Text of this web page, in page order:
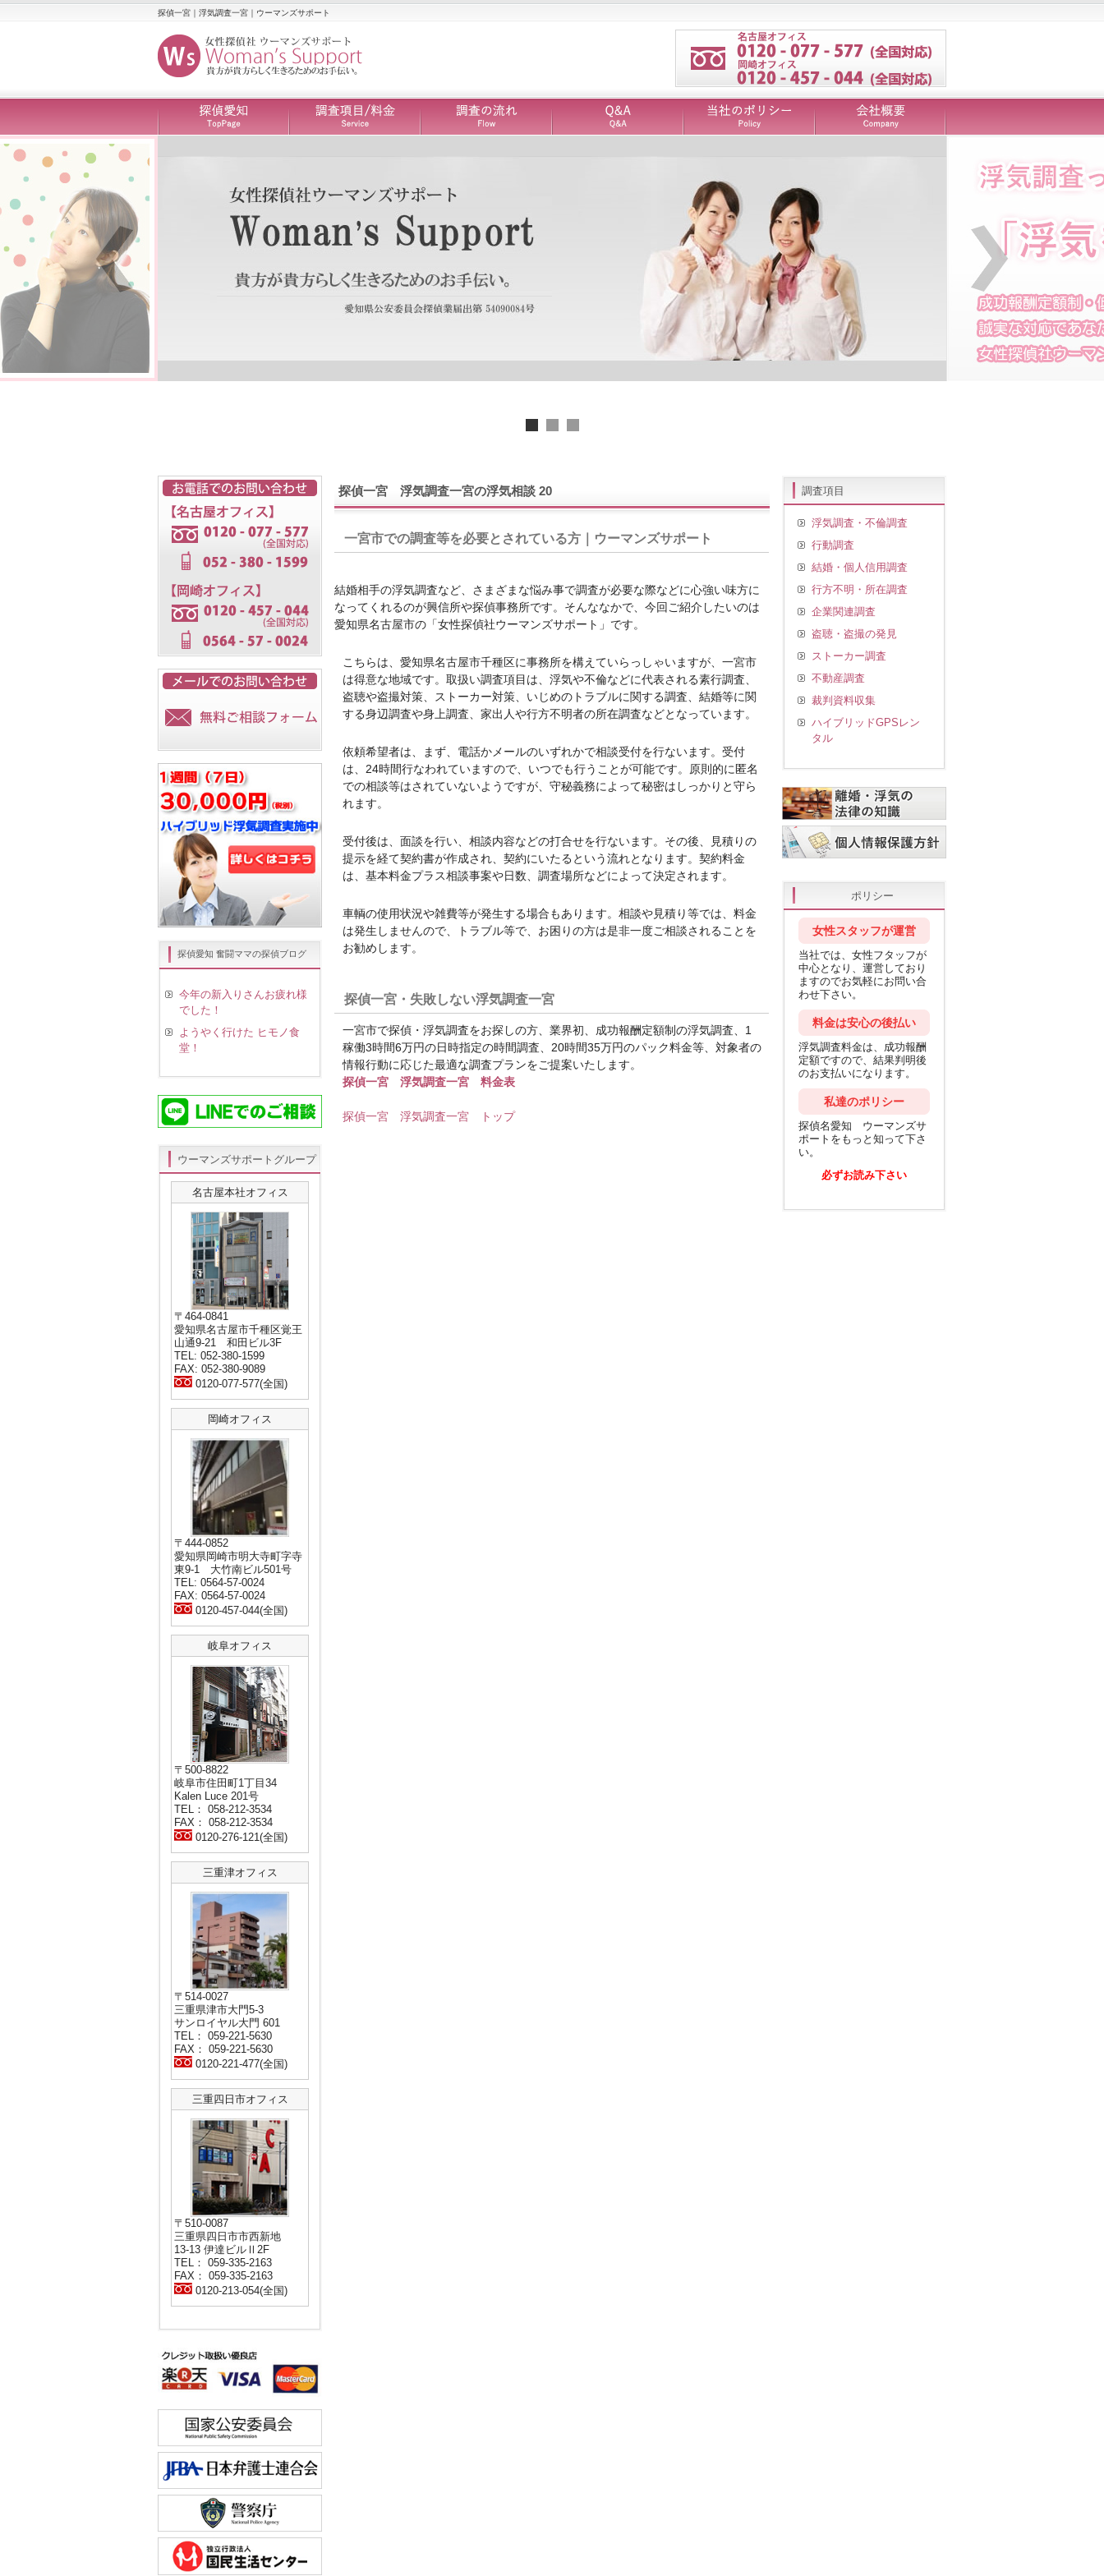
探偵一宮｜浮気調査一宮｜ウーマンズサポート
探偵一宮 浮気調査一宮の浮気相談 20
一宮市での調査等を必要とされている方｜ウーマンズサポート
結婚相手の浮気調査など、さまざまな悩み事で調査が必要な際などに心強い味方に
なってくれるのが興信所や探偵事務所です。そんななかで、今回ご紹介したいのは
愛知県名古屋市の「女性探偵社ウーマンズサポート」です。
こちらは、愛知県名古屋市千種区に事務所を構えていらっしゃいますが、一宮市
は得意な地域です。取扱い調査項目は、浮気や不倫などに代表される素行調査、
盗聴や盗撮対策、ストーカー対策、いじめのトラブルに関する調査、結婚等に関
する身辺調査や身上調査、家出人や行方不明者の所在調査などとなっています。
依頼希望者は、まず、電話かメールのいずれかで相談受付を行ないます。受付
は、24時間行なわれていますので、いつでも行うことが可能です。原則的に匿名
での相談等はされていないようですが、守秘義務によって秘密はしっかりと守ら
れます。
受付後は、面談を行い、相談内容などの打合せを行ないます。その後、見積りの
提示を経て契約書が作成され、契約にいたるという流れとなります。契約料金
は、基本料金プラス相談事案や日数、調査場所などによって決定されます。
車輌の使用状況や雑費等が発生する場合もあります。相談や見積り等では、料金
は発生しませんので、トラブル等で、お困りの方は是非一度ご相談されることを
お勧めします。
探偵一宮・失敗しない浮気調査一宮
一宮市で探偵・浮気調査をお探しの方、業界初、成功報酬定額制の浮気調査、1
稼働3時間6万円の日時指定の時間調査、20時間35万円のパック料金等、対象者の
情報行動に応じた最適な調査プランをご提案いたします。
探偵一宮 浮気調査一宮 料金表
探偵一宮 浮気調査一宮 トップ
調査項目
浮気調査・不倫調査
行動調査
結婚・個人信用調査
行方不明・所在調査
企業関連調査
盗聴・盗撮の発見
ストーカー調査
不動産調査
裁判資料収集
ハイブリッドGPSレン
タル
ポリシー
女性スタッフが運営
当社では、女性フタッフが
中心となり、運営しており
ますのでお気軽にお問い合
わせ下さい。
料金は安心の後払い
浮気調査料金は、成功報酬
定額ですので、結果判明後
のお支払いになります。
私達のポリシー
探偵名愛知 ウーマンズサ
ポートをもっと知って下さ
い。
必ずお読み下さい
探偵愛知 奮闘ママの探偵ブログ
今年の新入りさんお疲れ様
でした！
ようやく行けた ヒモノ食
堂！
ウーマンズサポートグループ
名古屋本社オフィス
〒464-0841
愛知県名古屋市千種区覚王
山通9-21 和田ビル3F
TEL: 052-380-1599
FAX: 052-380-9089
0120-077-577(全国)
岡崎オフィス
〒444-0852
愛知県岡崎市明大寺町字寺
東9-1 大竹南ビル501号
TEL: 0564-57-0024
FAX: 0564-57-0024
0120-457-044(全国)
岐阜オフィス
〒500-8822
岐阜市住田町1丁目34
Kalen Luce 201号
TEL： 058-212-3534
FAX： 058-212-3534
0120-276-121(全国)
三重津オフィス
〒514-0027
三重県津市大門5-3
サンロイヤル大門 601
TEL： 059-221-5630
FAX： 059-221-5630
0120-221-477(全国)
三重四日市オフィス
〒510-0087
三重県四日市市西新地
13-13 伊達ビルⅡ2F
TEL： 059-335-2163
FAX： 059-335-2163
0120-213-054(全国)